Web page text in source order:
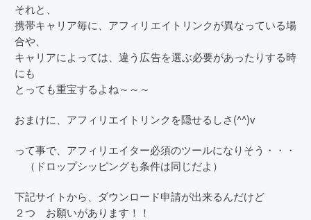
それと、
携帯キャリア毎に、アフィリエイトリンクが異なっている場
合や、
キャリアによっては、違う広告を選ぶ必要があったりする時
にも
とっても重宝するよね～～～
おまけに、アフィリエイトリンクを隠せるしさ(^^)v
って事で、アフィリエイター必須のツールになりそう・・・
（ドロップシッピングも条件は同じだよ）
下記サイトから、ダウンロード申請が出来るんだけど
２つ お願いがあります！！